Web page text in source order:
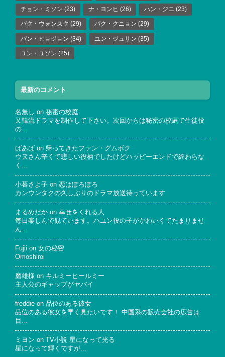
チョン・ミソン (23) ナ・ヨンヒ (26) ハン・ジニ (23)
パク・ウォンスク (29) パク・クニョン (29)
パン・ヒョジョン (34) ユン・ジュサン (35)
ユン・ユソン (25)
最新のコメント
名無し on 秘密の校庭
又韓流ドラマを制作して下さい。次回からは秘密の校庭で生徒役
の…
ばあば on 帰ってきたファン・グムボク
ウヌさん辛くて悲しい役柄でしたけどハッピーエンドで終わらな
く…
小暮さよ子 on 恋はぽろぽろ
カンウンタクの久しぶりのドラマ放送待っています
まるめだか on 幸せをくれる人
毎日楽しんで観ています。ハユン役の子がかわいくてたまりませ
ん…
Fujii on 女の秘密
Omoshiroi
磨雄様 on キルミーヒールミー
主人公のギャップがヤバイ
freddie on 品位のある彼女
品位のある彼女を早く見たいです！ 中国系の販売会社の広告は
目…
ミヨン on TV小説 星になって光る
星になって輝くですが…